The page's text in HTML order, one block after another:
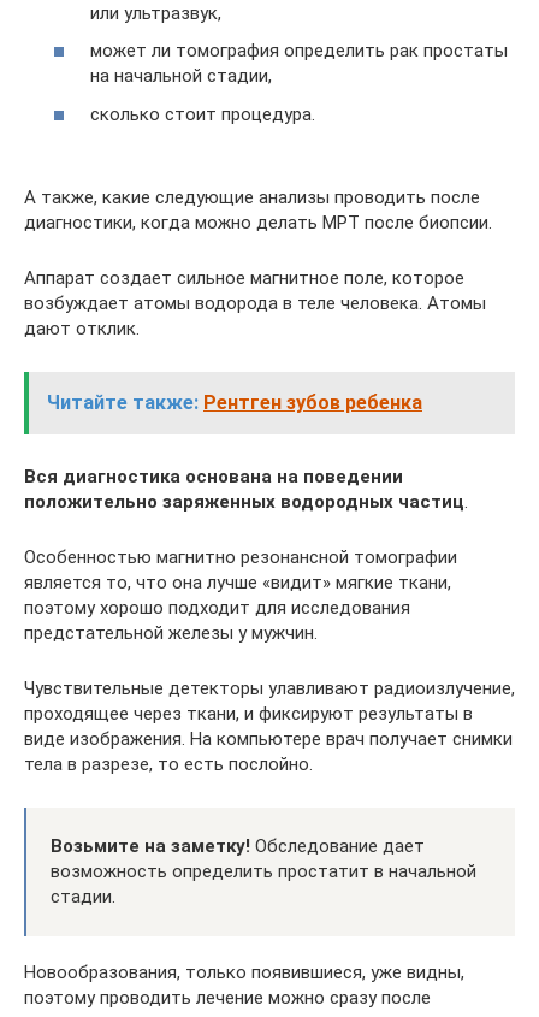
или ультразвук,
может ли томография определить рак простаты
на начальной стадии,
сколько стоит процедура.
А также, какие следующие анализы проводить после
диагностики, когда можно делать МРТ после биопсии.
Аппарат создает сильное магнитное поле, которое
возбуждает атомы водорода в теле человека. Атомы
дают отклик.
Читайте также: Рентген зубов ребенка
Вся диагностика основана на поведении
положительно заряженных водородных частиц
Особенностью магнитно резонансной томографии
является то, что она лучше «видит» мягкие ткани,
поэтому хорошо подходит для исследования
предстательной железы у мужчин.
Чувствительные детекторы улавливают радиоизлучение,
проходящее через ткани, и фиксируют результаты в
виде изображения. На компьютере врач получает снимки
тела в разрезе, то есть послойно.
Возьмите на заметку! Обследование дает
возможность определить простатит в начальной
стадии.
Новообразования, только появившиеся, уже видны,
поэтому проводить лечение можно сразу после